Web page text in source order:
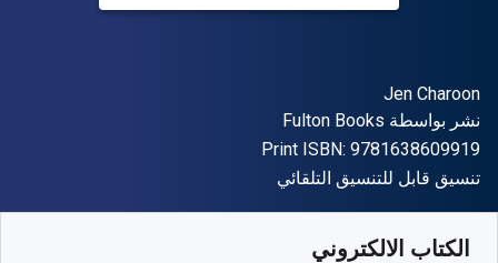
المؤلف (المؤلفون)
Jen Charoon
الناشر
نشر بواسطة Fulton Books
Print ISBN: 9781638609919
شكل
تنسيق قابل للتنسيق التلقائي
الكتاب الالكتروني